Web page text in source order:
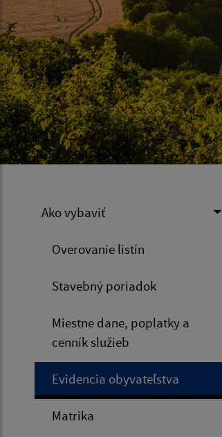
Ako vybaviť
Overovanie listín
Stavebný poriadok
Miestne dane, poplatky a
cenník služieb
Evidencia obyvateľstva
Matrika